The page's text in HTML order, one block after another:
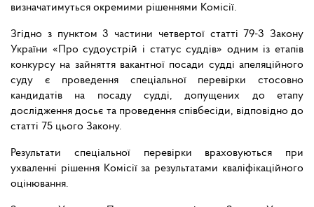
визначатимуться окремими рішеннями Комісії.
Згідно з пунктом 3 частини четвертої статті 79-3 Закону
України «Про судоустрій і статус суддів» одним із етапів
конкурсу на зайняття вакантної посади судді апеляційного
суду є проведення спеціальної перевірки стосовно
кандидатів на посаду судді, допущених до етапу
дослідження досьє та проведення співбесіди, відповідно до
статті 75 цього Закону.
Результати спеціальної перевірки враховуються при
ухваленні рішення Комісії за результатами кваліфікаційного
оцінювання.